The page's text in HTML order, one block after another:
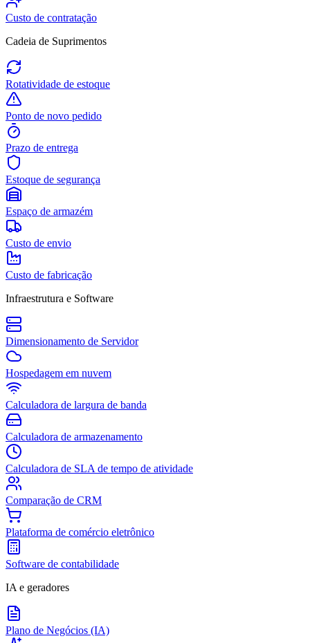
Custo de contratação
Cadeia de Suprimentos
Rotatividade de estoque
Ponto de novo pedido
Prazo de entrega
Estoque de segurança
Espaço de armazém
Custo de envio
Custo de fabricação
Infraestrutura e Software
Dimensionamento de Servidor
Hospedagem em nuvem
Calculadora de largura de banda
Calculadora de armazenamento
Calculadora de SLA de tempo de atividade
Comparação de CRM
Plataforma de comércio eletrônico
Software de contabilidade
IA e geradores
Plano de Negócios (IA)